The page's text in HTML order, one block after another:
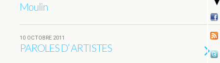
Moulin
10 OCTOBRE 2011
PAROLES D’ ARTISTES